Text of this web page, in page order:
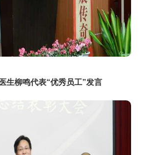
生柳鸣代表“优秀员工”发言